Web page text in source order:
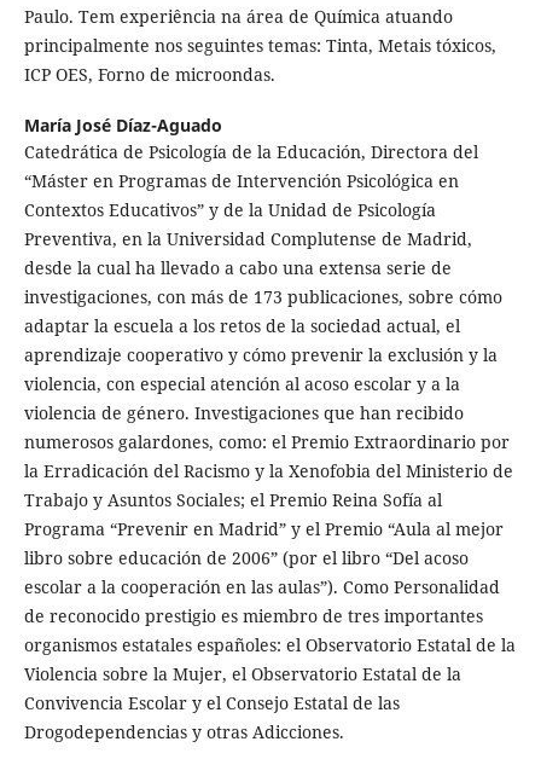
Paulo. Tem experiência na área de Química atuando
principalmente nos seguintes temas: Tinta, Metais tóxicos,
ICP OES, Forno de microondas.
María José Díaz-Aguado
Catedrática de Psicología de la Educación, Directora del
“Máster en Programas de Intervención Psicológica en
Contextos Educativos” y de la Unidad de Psicología
Preventiva, en la Universidad Complutense de Madrid,
desde la cual ha llevado a cabo una extensa serie de
investigaciones, con más de 173 publicaciones, sobre cómo
adaptar la escuela a los retos de la sociedad actual, el
aprendizaje cooperativo y cómo prevenir la exclusión y la
violencia, con especial atención al acoso escolar y a la
violencia de género. Investigaciones que han recibido
numerosos galardones, como: el Premio Extraordinario por
la Erradicación del Racismo y la Xenofobia del Ministerio de
Trabajo y Asuntos Sociales; el Premio Reina Sofía al
Programa “Prevenir en Madrid” y el Premio “Aula al mejor
libro sobre educación de 2006” (por el libro “Del acoso
escolar a la cooperación en las aulas”). Como Personalidad
de reconocido prestigio es miembro de tres importantes
organismos estatales españoles: el Observatorio Estatal de la
Violencia sobre la Mujer, el Observatorio Estatal de la
Convivencia Escolar y el Consejo Estatal de las
Drogodependencias y otras Adicciones.